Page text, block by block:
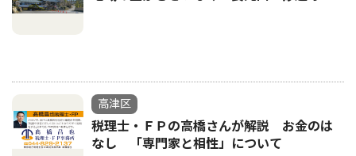
高津区
税理士・ＦＰの高橋さんが解説 お金のは
なし 「専門家と相性」について